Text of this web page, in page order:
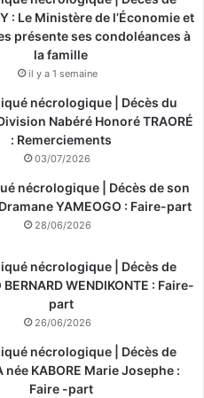
: Le Ministère de l’Économie et
présente ses condoléances à
la famille
il y a 1 semaine
nécrologique | Décès du
Nabéré Honoré TRAORÉ
: Remerciements
03/07/2026
nécrologique | Décès de son
YAMEOGO : Faire-part
28/06/2026
nécrologique | Décès de
BERNARD WENDIKONTE : Faire-
part
26/06/2026
nécrologique | Décès de
née KABORE Marie Josephe :
Faire -part